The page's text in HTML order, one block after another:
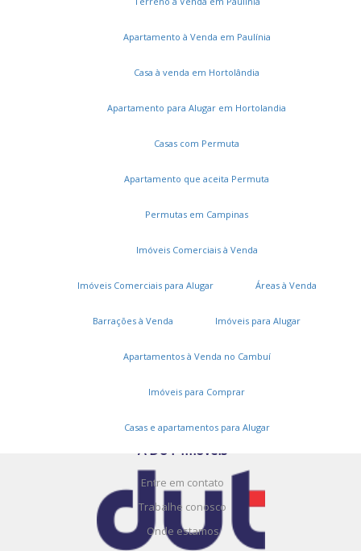
Apartamento à Venda em Paulínia
Casa à venda em Hortolândia
Apartamento para Alugar em Hortolandia
Casas com Permuta
Apartamento que aceita Permuta
Permutas em Campinas
Imóveis Comerciais à Venda
Imóveis Comerciais para Alugar Áreas à Venda
Barrações à Venda Imóveis para Alugar
Apartamentos à Venda no Cambuí
Imóveis para Comprar
Casas e apartamentos para Alugar
Serviços
Cadastros e Propostas
A DUT Imóveis
Entre em contato
Trabalhe conosco
Onde estamos